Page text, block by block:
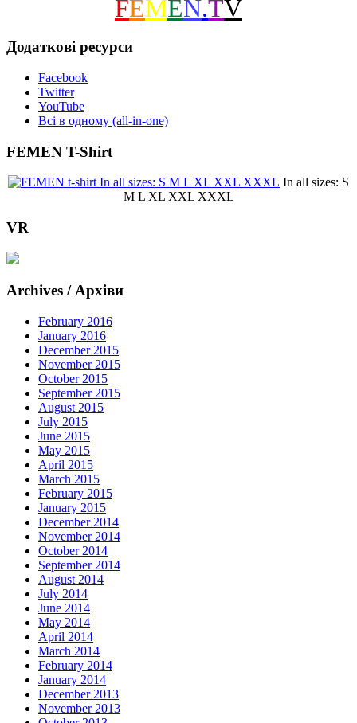
FEMEN.TV
Додаткові ресурси
Facebook
Twitter
YouTube
Всі в одному (all-in-one)
FEMEN T-Shirt
In all sizes: S
M L XL XXL XXXL
VR
Archives / Архіви
February 2016
January 2016
December 2015
November 2015
October 2015
September 2015
August 2015
July 2015
June 2015
May 2015
April 2015
March 2015
February 2015
January 2015
December 2014
November 2014
October 2014
September 2014
August 2014
July 2014
June 2014
May 2014
April 2014
March 2014
February 2014
January 2014
December 2013
November 2013